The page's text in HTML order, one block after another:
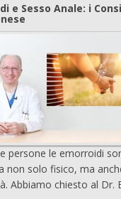
e Sesso Anale: i
persone le emorroidi
non solo fisico, ma
Abbiamo chiesto al Dr.